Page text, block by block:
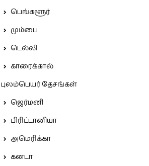
பெங்களூர்
மும்பை
டெல்லி
காரைக்கால்
புலம்பெயர் தேசங்கள்
ஜெர்மனி
பிரிட்டானியா
அமெரிக்கா
கனடா